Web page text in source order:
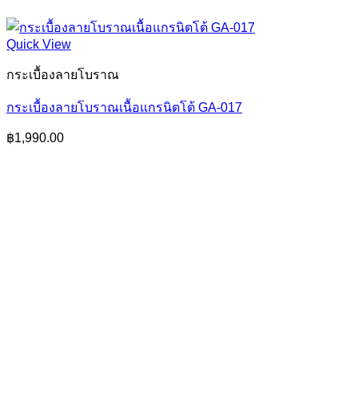
Quick View
กระเบื้องลายโบราณ
กระเบื้องลายโบราณเนื้อแกรนิตโต้ GA-017
฿1,990.00